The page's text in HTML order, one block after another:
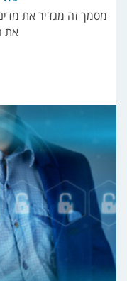
מסמך זה מגדיר את
את